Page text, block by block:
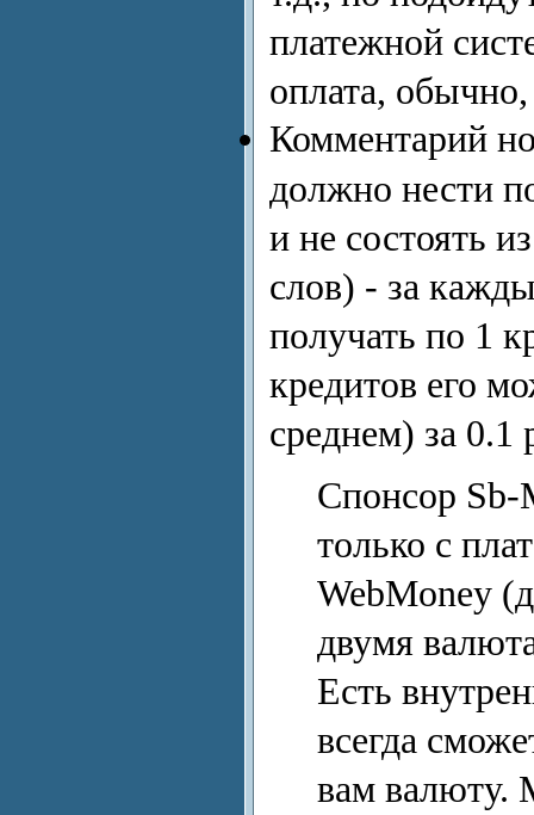
платежной
оплата,
Комментарий
должно нести
и не состоять
слов) - за
получать по 1
кредитов его
среднем) за 0.1
Спонсор Sb-
только с
WebMoney
двумя
Есть
всегда
вам валюту.